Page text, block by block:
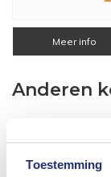
Toestemming
Meer info
Anderen